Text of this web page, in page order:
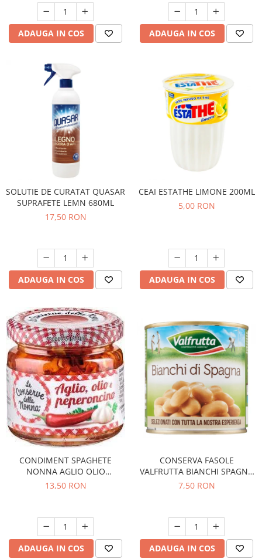
ADAUGA IN COS ADAUGA IN COS
SOLUTIE DE CURATAT QUASAR
SUPRAFETE LEMN 680ML
17,50 RON
ADAUGA IN COS
CEAI ESTATHE LIMONE 200ML
5,00 RON
ADAUGA IN COS
CONDIMENT SPAGHETE
NONNA AGLIO OLIO
PEPERONCINO 90G
13,50 RON
ADAUGA IN COS
CONSERVA FASOLE
VALFRUTTA BIANCHI SPAGNA
400G
7,50 RON
ADAUGA IN COS